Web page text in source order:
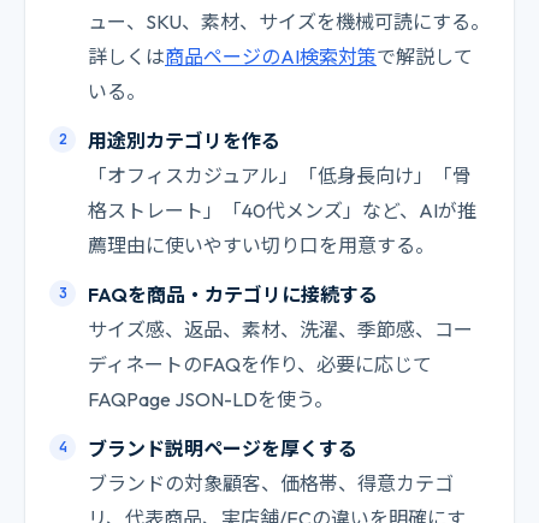
ュー、SKU、素材、サイズを機械可読にする。
詳しくは商品ページのAI検索対策で解説して
いる。
用途別カテゴリを作る
「オフィスカジュアル」「低身長向け」「骨
格ストレート」「40代メンズ」など、AIが推
薦理由に使いやすい切り口を用意する。
FAQを商品・カテゴリに接続する
サイズ感、返品、素材、洗濯、季節感、コー
ディネートのFAQを作り、必要に応じて
FAQPage JSON-LDを使う。
ブランド説明ページを厚くする
ブランドの対象顧客、価格帯、得意カテゴ
リ、代表商品、実店舗/ECの違いを明確にす